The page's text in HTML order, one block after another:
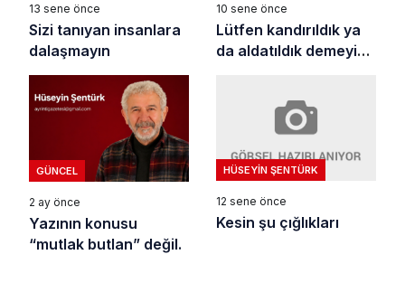
13 sene önce
Sizi tanıyan insanlara
dalaşmayın
10 sene önce
Lütfen kandırıldık ya
da aldatıldık demeyin
GÜNCEL
2 ay önce
Yazının konusu
“mutlak butlan” değil.
HÜSEYIN ŞENTÜRK
12 sene önce
Kesin şu çığlıkları